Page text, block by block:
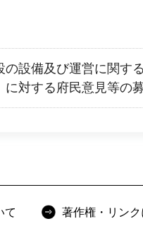
の設備及び運営に関す
対する府民意見等の
て 著作権・リンク